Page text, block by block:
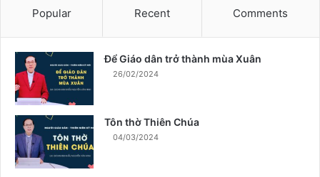
à
Popular Recent Comments
Để Giáo dân trở thành mùa Xuân
26/02/2024
Tôn thờ Thiên Chúa
04/03/2024